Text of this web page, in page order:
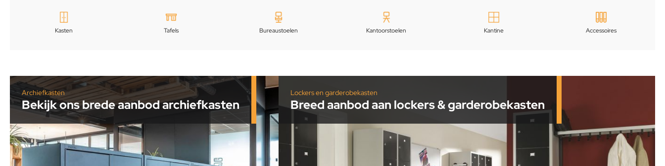
Kasten Tafels Bureaustoelen Kantoorstoelen Kantine Accessoires
Archiefkasten
Bekijk ons brede aanbod archiefkasten
Lockers en garderobekasten
Breed aanbod aan lockers & garderobekasten